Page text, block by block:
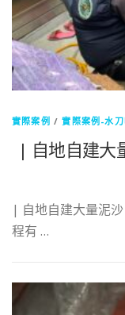
實際案例 /實際案例-水
| 自地自建大
| 自地自建大量泥
程有 …